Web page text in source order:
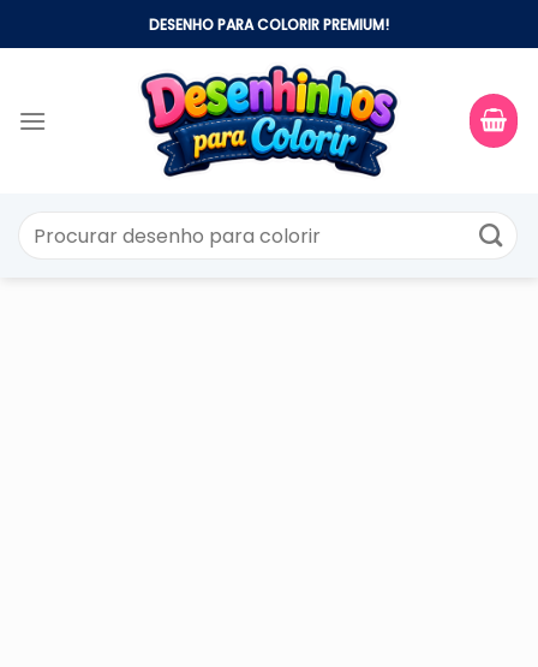
to
DESENHO PARA COLORIR PREMIUM!
por: